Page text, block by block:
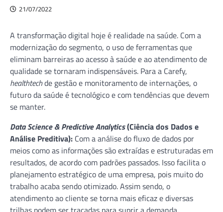
21/07/2022
A transformação digital hoje é realidade na saúde. Com a
modernização do segmento, o uso de ferramentas que
eliminam barreiras ao acesso à saúde e ao atendimento de
qualidade se tornaram indispensáveis. Para a Carefy,
healthtechde gestão e monitoramento de internações, o
futuro da saúde é tecnológico e com tendências que devem
se manter.
Data Science & Predictive Analytics(Ciência dos Dados e
Análise Preditiva): Com a análise do fluxo de dados por
meios como as informações são extraídas e estruturadas em
resultados, de acordo com padrões passados. Isso facilita o
planejamento estratégico de uma empresa, pois muito do
trabalho acaba sendo otimizado. Assim sendo, o
atendimento ao cliente se torna mais eficaz e diversas